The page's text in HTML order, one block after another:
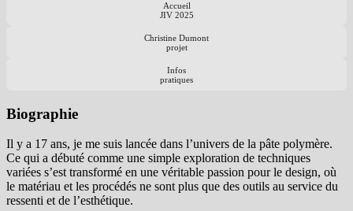
Accueil
JIV 2025
Christine Dumont
projet
Infos
pratiques
Biographie
Il y a 17 ans, je me suis lancée dans l’univers de la pâte polymère.
Ce qui a débuté comme une simple exploration de techniques
variées s’est transformé en une véritable passion pour le design, où
le matériau et les procédés ne sont plus que des outils au service du
ressenti et de l’esthétique.